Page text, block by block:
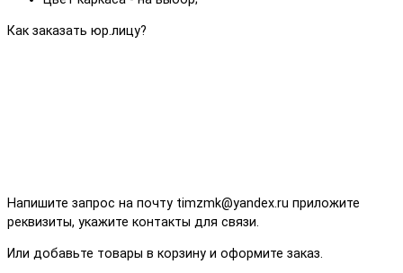
Как заказать юр.лицу?
Напишите запрос на почту timzmk@yandex.ru приложите
реквизиты, укажите контакты для связи.
Или добавьте товары в корзину и оформите заказ.